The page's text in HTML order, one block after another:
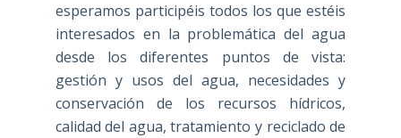
esperamos participéis todos los que estéis
interesados en la problemática del agua
desde los diferentes puntos de vista:
gestión y usos del agua, necesidades y
conservación de los recursos hídricos,
calidad del agua, tratamiento y reciclado de